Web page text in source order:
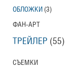
ОБЛОЖКИ (3)
ФАН-АРТ
ТРЕЙЛЕР (55)
СЪЕМКИ